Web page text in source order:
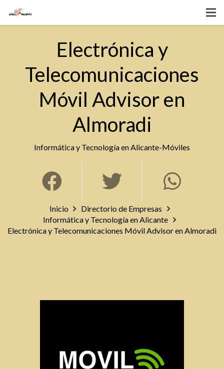
Electrónica y
Telecomunicaciones
Móvil Advisor en
Almoradi
Informática y Tecnología en Alicante-Móviles
Inicio
Directorio de Empresas
Informática y Tecnología en Alicante
Electrónica y Telecomunicaciones Móvil Advisor en Almoradi